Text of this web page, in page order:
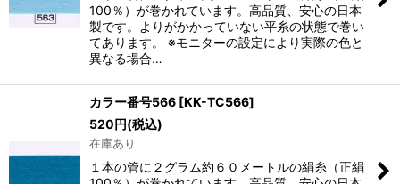
100％）が巻かれています。高品質、安心の日本
製です。よりがかかっていない平糸の状態で巻い
てあります。 ※モニターの設定により実際の色と
異なる場合…
カラー番号566 [KK-TC566]
520円(税込)
在庫あり
１本の管に２グラム約６０メートルの絹糸（正絹